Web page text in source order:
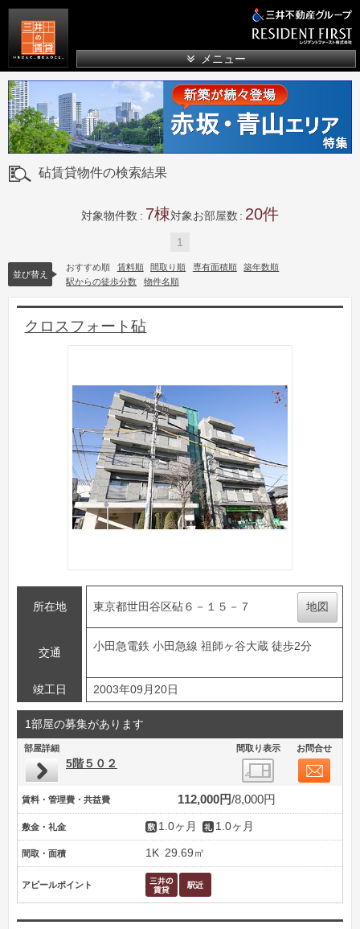
メニュー
砧賃貸物件の検索結果
対象物件数 7 対象お部屋数 20
1
並び替え
おすすめ順 賃料順 間取り順 専有面積順
築年数順
駅からの徒歩分数
物件名順
クロスフォート砧
所在地 東京都世田谷区砧６－１５－７ 地図
交通
小田急電鉄 小田急線 祖師ヶ谷大蔵 徒歩2分
竣工日 2003年09月20日
1部屋の募集があります
部屋詳細 間取り表示 お問合せ
5階５０２
賃料・管理費・共益費 112,000円 8,000円
敷金・礼金 1.0ヶ月 1.0ヶ月
間取・面積 1K 29.69㎡
アピールポイント